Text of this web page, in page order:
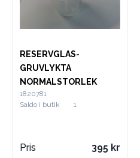
RESERVGLAS-
GRUVLYKTA
NORMALSTORLEK
1820781
Saldo i butik
1
Pris 395